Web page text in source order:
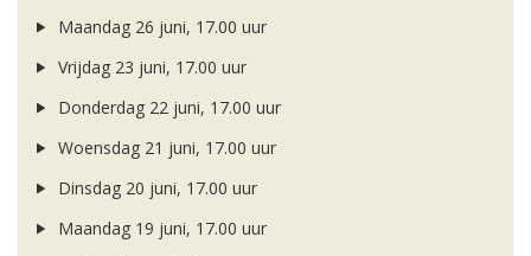
Maandag 26 juni, 17.00 uur
Vrijdag 23 juni, 17.00 uur
Donderdag 22 juni, 17.00 uur
Woensdag 21 juni, 17.00 uur
Dinsdag 20 juni, 17.00 uur
Maandag 19 juni, 17.00 uur